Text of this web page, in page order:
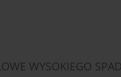
WYSOKIEGO